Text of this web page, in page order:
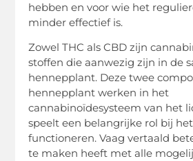
hebben en voor wie het
minder effectief is.
Zowel THC als CBD zijn
stoffen die aanwezig zijn in de
hennepplant. Deze twee
hennepplant werken in het
cannabinoïdesysteem van het
speelt een belangrijke rol bij
functioneren. Vaag vertaald
te maken heeft met alle